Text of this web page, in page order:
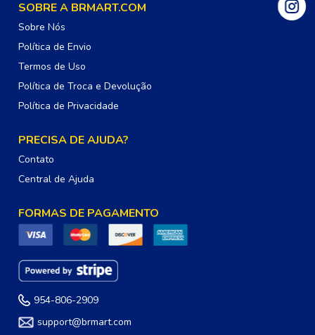
SOBRE A BRMART.COM
Sobre Nós
Política de Envio
Termos de Uso
Política de Troca e Devolução
Política de Privacidade
PRECISA DE AJUDA?
Contato
Central de Ajuda
FORMAS DE PAGAMENTO
954-806-2909
support@brmart.com